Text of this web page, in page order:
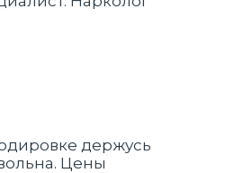
держусь
Цены